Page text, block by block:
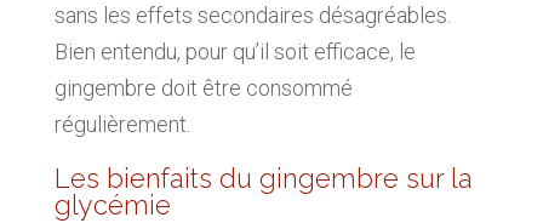
sans les effets secondaires désagréables.
Bien entendu, pour qu’il soit efficace, le
gingembre doit être consommé
régulièrement.
Les bienfaits du gingembre sur la
glycémie